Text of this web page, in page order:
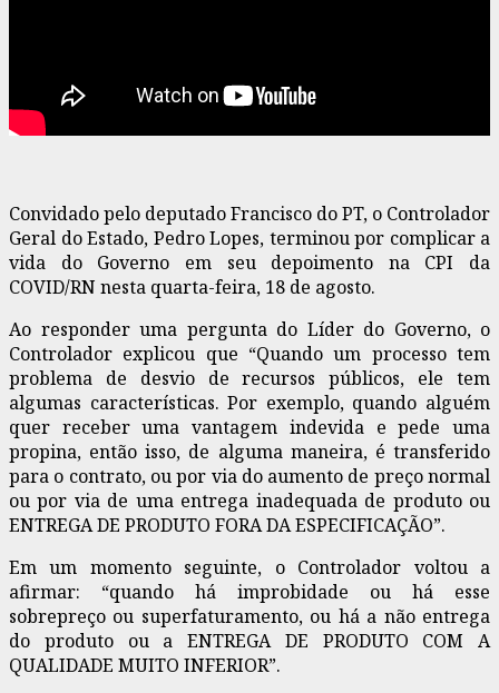
Convidado pelo deputado Francisco do PT, o Controlador
Geral do Estado, Pedro Lopes, terminou por complicar a
vida do Governo em seu depoimento na CPI da
COVID/RN nesta quarta-feira, 18 de agosto.
Ao responder uma pergunta do Líder do Governo, o
Controlador explicou que “Quando um processo tem
problema de desvio de recursos públicos, ele tem
algumas características. Por exemplo, quando alguém
quer receber uma vantagem indevida e pede uma
propina, então isso, de alguma maneira, é transferido
para o contrato, ou por via do aumento de preço normal
ou por via de uma entrega inadequada de produto ou
ENTREGA DE PRODUTO FORA DA ESPECIFICAÇÃO”.
Em um momento seguinte, o Controlador voltou a
afirmar: “quando há improbidade ou há esse
sobrepreço ou superfaturamento, ou há a não entrega
do produto ou a ENTREGA DE PRODUTO COM A
QUALIDADE MUITO INFERIOR”.